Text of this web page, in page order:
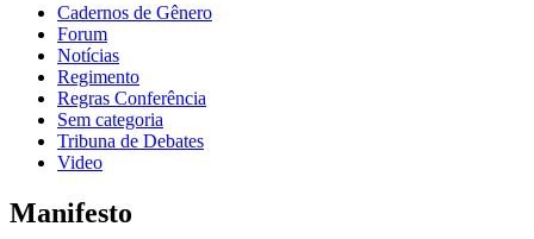
Cadernos de Gênero
Forum
Notícias
Regimento
Regras Conferência
Sem categoria
Tribuna de Debates
Video
Manifesto